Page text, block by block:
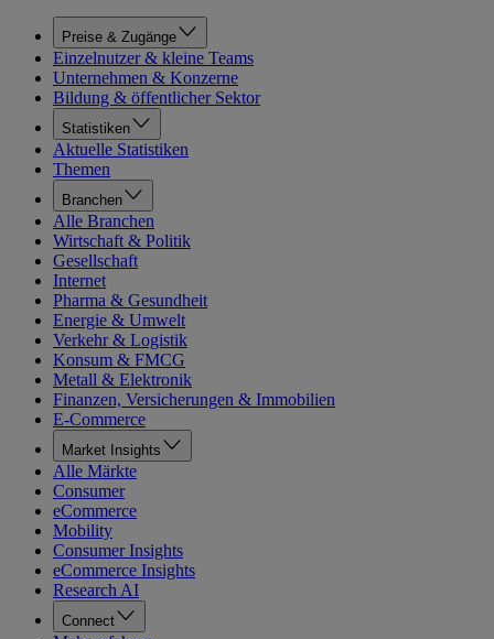
Preise & Zugänge
Einzelnutzer & kleine Teams
Unternehmen & Konzerne
Bildung & öffentlicher Sektor
Statistiken
Aktuelle Statistiken
Themen
Branchen
Alle Branchen
Wirtschaft & Politik
Gesellschaft
Internet
Pharma & Gesundheit
Energie & Umwelt
Verkehr & Logistik
Konsum & FMCG
Metall & Elektronik
Finanzen, Versicherungen & Immobilien
E-Commerce
Market Insights
Alle Märkte
Consumer
eCommerce
Mobility
Consumer Insights
eCommerce Insights
Research AI
Connect